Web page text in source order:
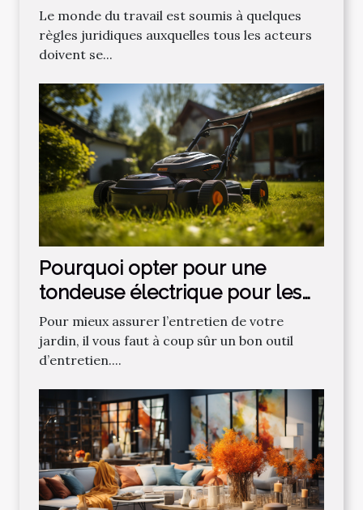
Le monde du travail est soumis à quelques
règles juridiques auxquelles tous les acteurs
doivent se...
Pourquoi opter pour une
tondeuse électrique pour les
gazons ?
Pour mieux assurer l’entretien de votre
jardin, il vous faut à coup sûr un bon outil
d’entretien....